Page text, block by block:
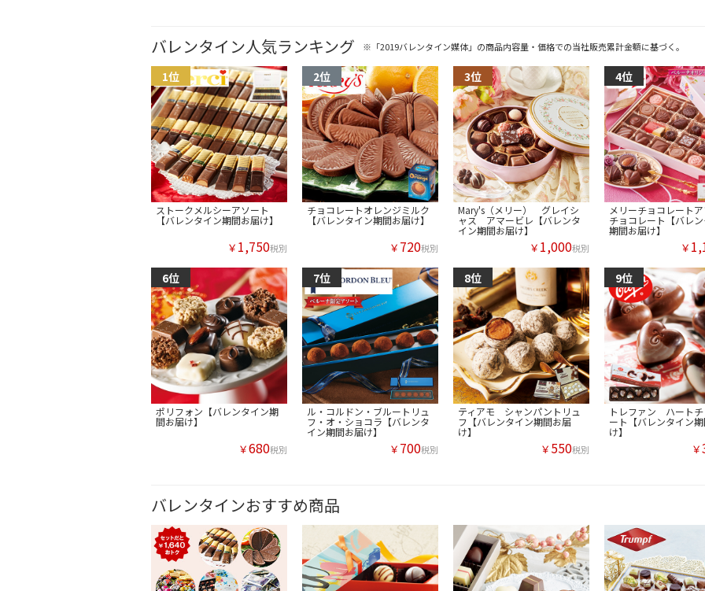
バレンタイン人気ランキング ※「2019バレンタイン媒体」の商品内容量・価格での当社販売累計金額に基づく。
ストークメルシーアソート
【バレンタイン期間お届け】
￥ 1,750税別
チョコレートオレンジミルク
【バレンタイン期間お届け】
￥ 720税別
Mary's（メリー） グレイシ
ャス アマービレ【バレンタ
イン期間お届け】
￥ 1,000税別
メリーチョコレート
チョコレート【バレ
期間お届け】
￥
ポリフォン【バレンタイン期
間お届け】
￥680税別
ル・コルドン・ブルートリュ
フ・オ・ショコラ【バレンタ
イン期間お届け】
￥ 700税別
ティアモ シャンパントリュ
フ【バレンタイン期間お届
け】
￥ 550税別
トレファン ハートチ
ート【バレンタイン
け】
￥
バレンタインおすすめ商品